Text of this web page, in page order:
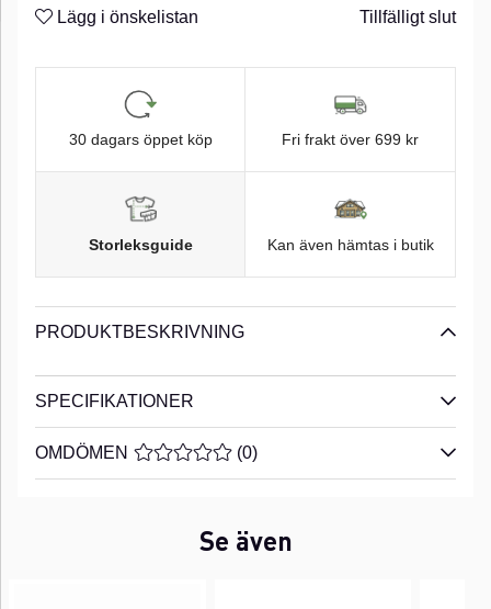
Lägg i önskelistan Tillfälligt slut
30 dagars öppet köp Fri frakt över 699 kr
Storleksguide Kan även hämtas i butik
PRODUKTBESKRIVNING
SPECIFIKATIONER
OMDÖMEN MEDELBETYG 0 AV 5 ANTAL BETYG 0
(0)
Se även